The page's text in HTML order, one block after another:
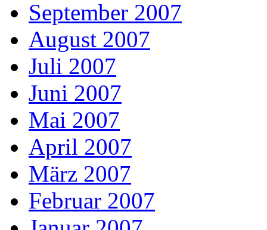
September 2007
August 2007
Juli 2007
Juni 2007
Mai 2007
April 2007
März 2007
Februar 2007